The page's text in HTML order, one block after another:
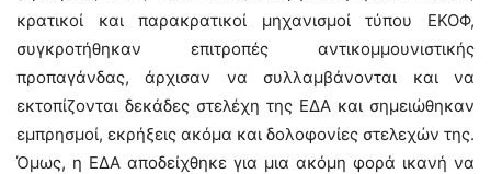
κρατικοί και παρακρατικοί μηχανισμοί τύπου ΕΚΟΦ,
συγκροτήθηκαν επιτροπές αντικομμουνιστικής
προπαγάνδας, άρχισαν να συλλαμβάνονται και να
εκτοπίζονται δεκάδες στελέχη της ΕΔΑ και σημειώθηκαν
εμπρησμοί, εκρήξεις ακόμα και δολοφονίες στελεχών της.
Όμως, η ΕΔΑ αποδείχθηκε για μια ακόμη φορά ικανή να